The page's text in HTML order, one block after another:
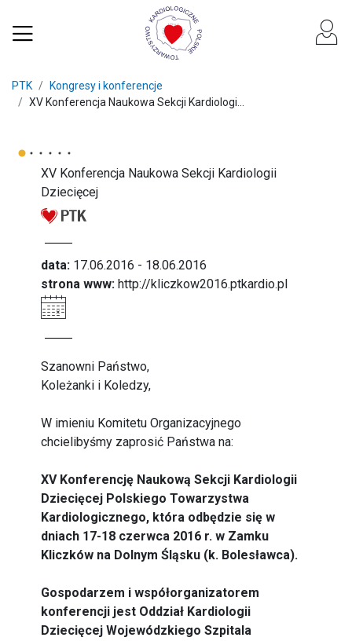
PTK
Kongresy i konferencje
XV Konferencja Naukowa Sekcji Kardiologi...
XV Konferencja Naukowa Sekcji Kardiologii
Dziecięcej
data: 17.06.2016 - 18.06.2016
strona www: http://kliczkow2016.ptkardio.pl
Szanowni Państwo,
Koleżanki i Koledzy,
W imieniu Komitetu Organizacyjnego
chcielibyśmy zaprosić Państwa na:
XV Konferencję Naukową Sekcji Kardiologii
Dziecięcej Polskiego Towarzystwa
Kardiologicznego, która odbędzie się w
dniach 17-18 czerwca 2016 r. w Zamku
Kliczków na Dolnym Śląsku (k. Bolesławca).
Gospodarzem i współorganizatorem
konferencji jest Oddział Kardiologii
Dziecięcej Wojewódzkiego Szpitala